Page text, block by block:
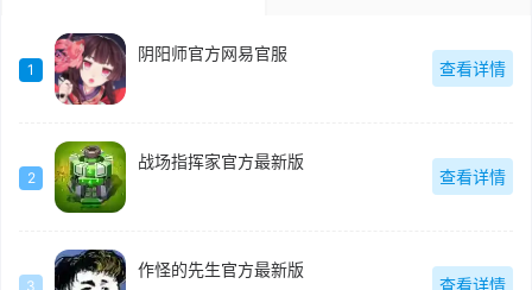
1
阴阳师官方网易官服
查看详情
2
战场指挥家官方最新版
查看详情
3
作怪的先生官方最新版
查看详情